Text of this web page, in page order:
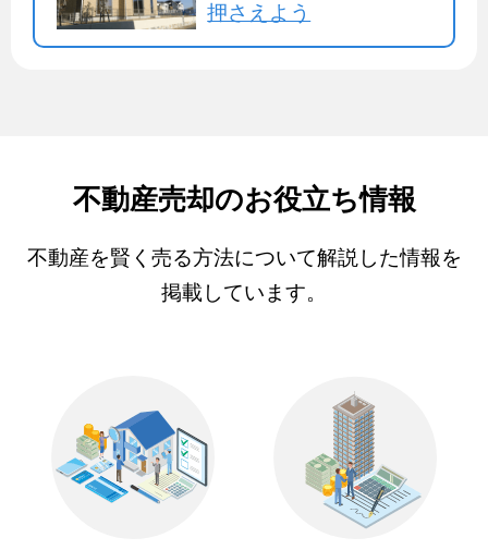
押さえよう
不動産売却のお役立ち情報
不動産を賢く売る方法について解説した情報を
掲載しています。